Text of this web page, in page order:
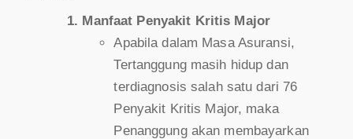
Manfaat Penyakit Kritis Major
Apabila dalam Masa Asuransi,
Tertanggung masih hidup dan
terdiagnosis salah satu dari 76
Penyakit Kritis Major, maka
Penanggung akan membayarkan